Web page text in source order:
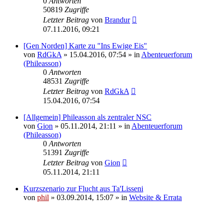
50819 Zugriffe
Letzter Beitrag von Brandur
07.11.2016, 09:21
[Gen Norden] Karte zu "Ins Ewige Eis"
von RdGkA » 15.04.2016, 07:54 » in Abenteuerforum
(Phileasson)
0 Antworten
48531 Zugriffe
Letzter Beitrag von RdGkA
15.04.2016, 07:54
[Allgemein] Phileasson als zentraler NSC
von Gion » 05.11.2014, 21:11 » in Abenteuerforum
(Phileasson)
0 Antworten
51391 Zugriffe
Letzter Beitrag von Gion
05.11.2014, 21:11
Kurzszenario zur Flucht aus Ta'Lisseni
von phil » 03.09.2014, 15:07 » in Website & Errata